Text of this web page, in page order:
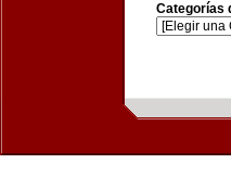
Categorías